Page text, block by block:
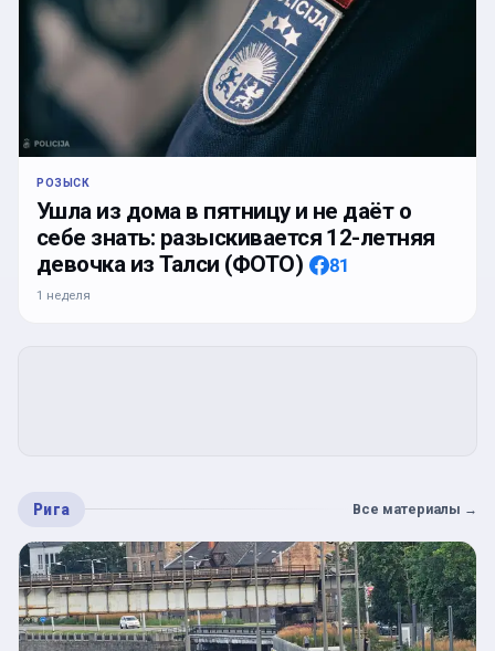
РОЗЫСК
Ушла из дома в пятницу и не даёт о
себе знать: разыскивается 12-летняя
девочка из Талси (ФОТО)
81
1 неделя
Рига Все материалы →